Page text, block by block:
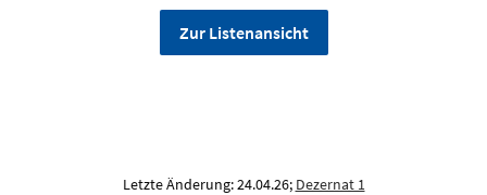
Zur Listenansicht
Letzte Änderung: 24.04.26; Dezernat 1